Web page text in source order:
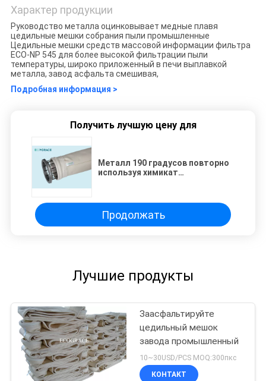
Характер продукции
Руководство металла оцинковывает медные плавя
цедильные мешки собрания пыли промышленные
Цедильные мешки средств массовой информации фильтра
ECO-NP 545 для более высокой фильтрации пыли
температуры, широко приложенный в печи выплавкой
металла, завод асфальта смешивая,
Подробная информация >
Получить лучшую цену для
Металл 190 градусов повторно
используя химикат
устойчивый
Продолжать
Лучшие продукты
Заасфальтируйте
цедильный мешок
завода промышленный
10~30USD/PCS MOQ:300пкс
КОНТАКТ